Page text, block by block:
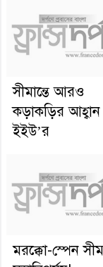
সীমান্তে আরও
কড়াকড়ির আহ্বান
ইইউ’র
মরক্কো-স্পেন